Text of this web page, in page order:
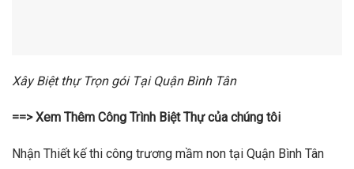
Xây Biệt thự Trọn gói Tại Quận Bình Tân
==> Xem Thêm Công Trình Biệt Thự của chúng tôi
Nhận Thiết kế thi công trương mầm non tại Quận Bình Tân